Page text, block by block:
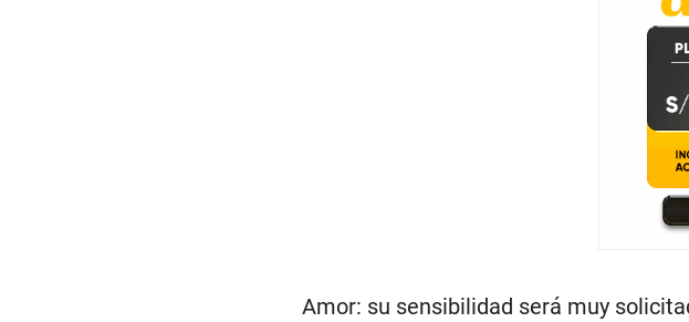
Amor: su sensibilidad será muy